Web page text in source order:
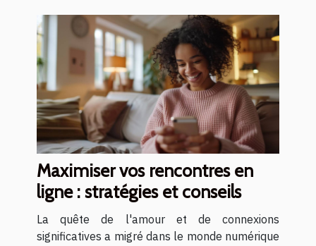
Maximiser vos rencontres en
ligne : stratégies et conseils
La quête de l'amour et de connexions
significatives a migré dans le monde numérique